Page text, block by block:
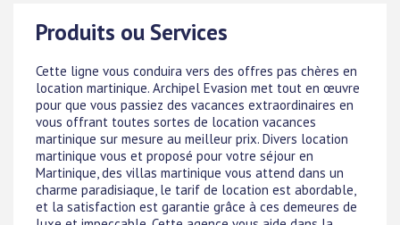
Produits ou Services
Cette ligne vous conduira vers des offres pas chères en
location martinique. Archipel Evasion met tout en œuvre
pour que vous passiez des vacances extraordinaires en
vous offrant toutes sortes de location vacances
martinique sur mesure au meilleur prix. Divers location
martinique vous et proposé pour votre séjour en
Martinique, des villas martinique vous attend dans un
charme paradisiaque, le tarif de location est abordable,
et la satisfaction est garantie grâce à ces demeures de